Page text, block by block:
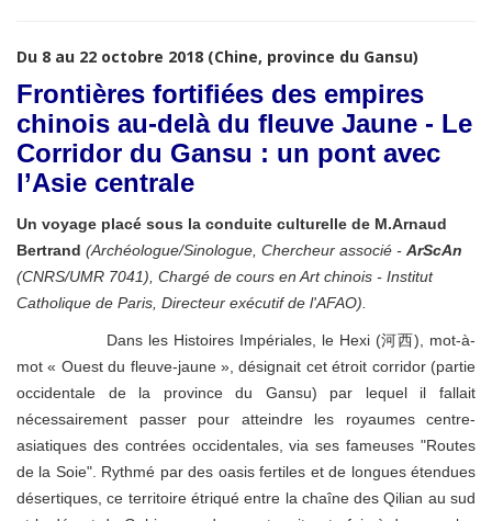
Du 8 au 22 octobre 2018 (Chine, province du Gansu)
Frontières fortifiées des empires
chinois au-delà du fleuve Jaune - Le
Corridor du Gansu : un pont avec
l’Asie centrale
Un voyage placé sous la conduite culturelle de M.Arnaud
Bertrand (​Archéologue/Sinologue, Chercheur associé - ArScAn
(CNRS/UMR 7041​), Chargé de cours en Art chinois - Institut
Catholique de Paris, Directeur exécutif​ de l'AFAO​).
Dans les Histoires Impériales, le Hexi (河西), mot-à-
mot « Ouest du fleuve-jaune », désignait cetétroit corridor (partie
occidentale de la province du Gansu) par lequel il fallait
nécessairement passer pour atteindre les royaumes centre-
asiatiques des contrées occidentales, via ses fameuses "Routes
de la Soie". Rythmé par des oasis fertiles et de longues étendues
désertiques, ce territoire étriqué entre la chaîne des Qilian au sud